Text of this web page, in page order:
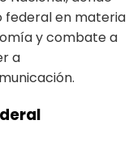
federal en materia
y combate a
a